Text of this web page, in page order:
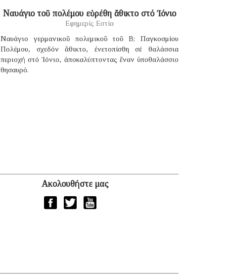
Ναυάγιο τοῦ πολέμου εὑρέθη ἄθικτο στό Ἰόνιο
Εφημερίς Εστία
Ναυάγιο γερμανικοῦ πολεμικοῦ τοῦ B; Παγκοσμίου
Πολέμου, σχεδόν ἄθικτο, ἐνετοπίσθη σέ θαλάσσια
περιοχή στό Ἰόνιο, ἀποκαλύπτοντας ἕναν ὑποθαλάσσιο
θησαυρό.
Ακολουθήστε μας